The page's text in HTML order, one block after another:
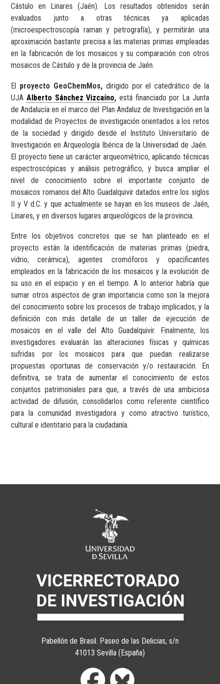
Cástulo en Linares (Jaén). Los resultados obtenidos serán
evaluados junto a otras técnicas ya aplicadas
(microespectroscopía raman y petrografía), y permitirán una
aproximación bastante precisa a las materias primas empleadas
en la fabricación de los mosaicos y su comparación con otros
mosaicos de Cástulo y de la provincia de Jaén.
El proyecto GeoChemMos, dirigido por el catedrático de la
UJA Alberto Sánchez Vizcaíno, está financiado por La Junta
de Andalucía en el marco del Plan Andaluz de Investigación en la
modalidad de Proyectos de investigación orientados a los retos
de la sociedad y dirigido desde el Instituto Universitario de
Investigación en Arqueología Ibérica de la Universidad de Jaén.
El proyecto tiene un carácter arqueométrico, aplicando técnicas
espectroscópicas y análisis petrográfico, y busca ampliar el
nivel de conocimiento sobre el importante conjunto de
mosaicos romanos del Alto Guadalquivir datados entre los siglos
II y V d.C. y que actualmente se hayan en los museos de Jaén,
Linares, y en diversos lugares arqueológicos de la provincia.
Entre los objetivos concretos que se han planteado en el
proyecto están la identificación de materias primas (piedra,
vidrio, cerámica), agentes cromóforos y opacificantes
empleados en la fabricación de los mosaicos y la evolución de
su uso en el espacio y en el tiempo. A lo anterior habría que
sumar otros aspectos de gran importancia como son la mejora
del conocimiento sobre los procesos de trabajo implicados, y la
definición con más detalle de un taller de ejecución de
mosaicos en el valle del Alto Guadalquivir. Finalmente, los
investigadores evaluarán las alteraciones físicas y químicas
sufridas por los mosaicos para que puedan realizarse
propuestas oportunas de conservación y/o restauración. En
definitiva, se trata de aumentar el conocimiento de estos
conjuntos patrimoniales para que, a través de una ambiciosa
actividad de difusión, consolidarlos como referente científico
para la comunidad investigadora y como atractivo turístico,
cultural e identitario para la ciudadanía.
Pabellón de Brasil. Paseo de las Delicias, s/n
41013 Sevilla (España)